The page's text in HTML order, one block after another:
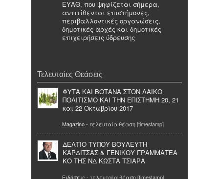
ΕΥΑΘ, που ψηφίζεται σήμερα,
αντιτίθενται επιστήμονες,
περιβαλλοντικές οργανώσεις,
δημοτικές αρχές και δημοτικές
επιχειρήσεις ύδρευσης
Τελευταίες Θεάσεις
ΦΥΤΑ ΚΑΙ ΒΟΤΑΝΑ ΣΤΟΝ ΛΑΪΚΟ
ΠΟΛΙΤΙΣΜΟ ΚΑΙ ΤΗΝ ΕΠΙΣΤΗΜΗ 20, 21
και 22 Οκτωβρίου 2017
Magazino- τελευταία θέαση [timestamp]
ΔΕΛΤΙΟ ΤΥΠΟΥ ΒΟΥΛΕΥΤΗ
ΚΑΡΔΙΤΣΑΣ & ΓΕΝΙΚΟΥ ΓΡΑΜΜΑΤΕΑ
ΚΟ ΤΗΣ ΝΔ ΚΩΣΤΑ ΤΣΙΑΡΑ
Ειδήσεις - τελευταία θέαση [timestamp]